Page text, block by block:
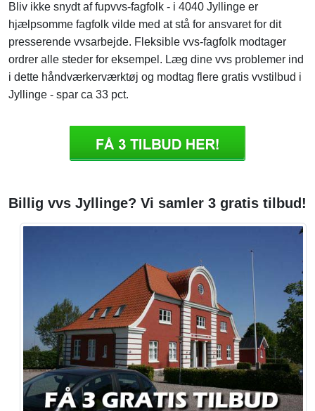
Bliv ikke snydt af fupvvs-fagfolk - i 4040 Jyllinge er
hjælpsomme fagfolk vilde med at stå for ansvaret for dit
presserende vvsarbejde. Fleksible vvs-fagfolk modtager
ordrer alle steder for eksempel. Læg dine vvs problemer ind
i dette håndværkerværktøj og modtag flere gratis vvstilbud i
Jyllinge - spar ca 33 pct.
Billig vvs Jyllinge? Vi samler 3 gratis tilbud!